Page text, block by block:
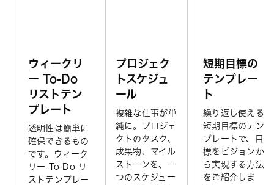
ウィークリ
ー To-Do
リストテン
プレート
透明性は簡単に
確保できるもの
です。ウィーク
リー To-Do リ
ストテンプレー
プロジェク
トスケジュ
ール
複雑な仕事が単
純に。プロジェ
クトのタスク、
成果物、マイル
ストーンを、一
つのスケジュー
短期目標の
テンプレー
ト
繰り返し使える
短期目標のテン
プレートで、目
標をビジョンか
ら実現する方法
をご紹介しま